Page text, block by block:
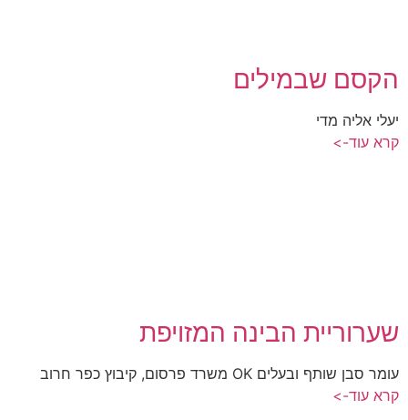
הקסם שבמילים
יעלי אליה מדי
קרא עוד->
שערוריית הבינה המזויפת
עומר סבן שותף ובעלים OK משרד פרסום, קיבוץ כפר חרוב
קרא עוד->